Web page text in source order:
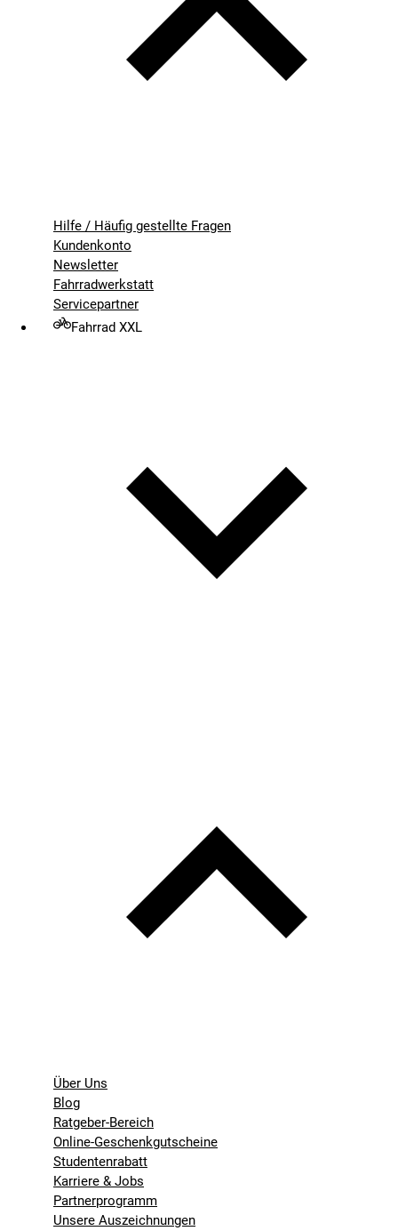
Hilfe / Häufig gestellte Fragen
Kundenkonto
Newsletter
Fahrradwerkstatt
Servicepartner
Fahrrad XXL
Über Uns
Blog
Ratgeber-Bereich
Online-Geschenkgutscheine
Studentenrabatt
Karriere & Jobs
Partnerprogramm
Unsere Auszeichnungen